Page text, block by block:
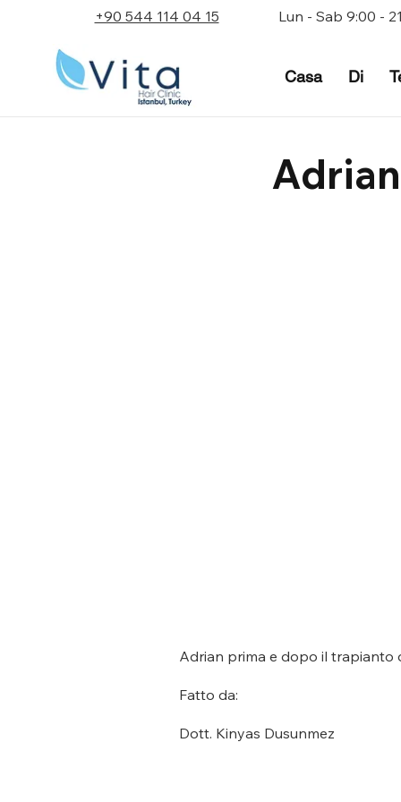
+90 544 114 04 15 Lun - Sab 9:00 -
Casa Di
Adrian prima e dopo il trapianto
Fatto da:
Dott. Kinyas Dusunmez